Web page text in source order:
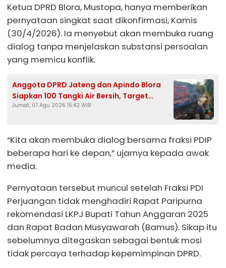
Ketua DPRD Blora, Mustopa, hanya memberikan
pernyataan singkat saat dikonfirmasi, Kamis
(30/4/2026). Ia menyebut akan membuka ruang
dialog tanpa menjelaskan substansi persoalan
yang memicu konflik.
Anggota DPRD Jateng dan Apindo Blora
Siapkan 100 Tangki Air Bersih, Target
Jangkau Seluruh Desa Terdampak
Jumat, 07 Agu 2026 15:42 WIB
“Kita akan membuka dialog bersama fraksi PDIP
beberapa hari ke depan,” ujarnya kepada awak
media.
Pernyataan tersebut muncul setelah Fraksi PDI
Perjuangan tidak menghadiri Rapat Paripurna
rekomendasi LKPJ Bupati Tahun Anggaran 2025
dan Rapat Badan Musyawarah (Bamus). Sikap itu
sebelumnya ditegaskan sebagai bentuk mosi
tidak percaya terhadap kepemimpinan DPRD.